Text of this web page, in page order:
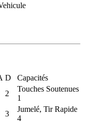
D
Capacités
2
Touches Soutenues
1
3
Jumelé, Tir Rapide
4